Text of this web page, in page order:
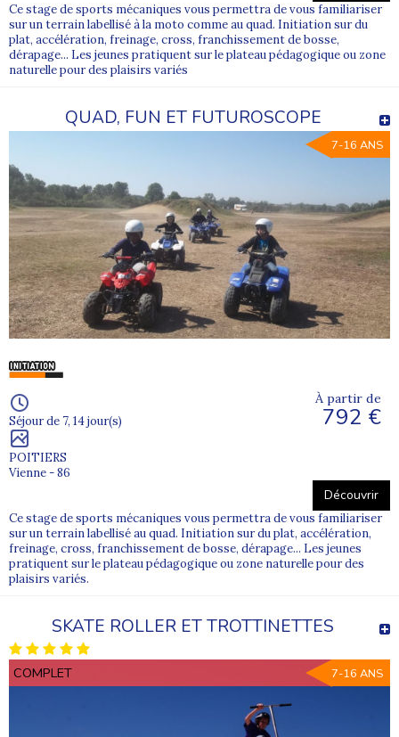
Ce stage de sports mécaniques vous permettra de vous familiariser
sur un terrain labellisé à la moto comme au quad. Initiation sur du
plat, accélération, freinage, cross, franchissement de bosse,
dérapage... Les jeunes pratiquent sur le plateau pédagogique ou zone
naturelle pour des plaisirs variés
QUAD, FUN ET FUTUROSCOPE
7-16 ANS
Séjour de 7, 14 jour(s)
POITIERS
Vienne - 86
À partir de
792 €
Découvrir
Ce stage de sports mécaniques vous permettra de vous familiariser
sur un terrain labellisé au quad. Initiation sur du plat, accélération,
freinage, cross, franchissement de bosse, dérapage... Les jeunes
pratiquent sur le plateau pédagogique ou zone naturelle pour des
plaisirs variés.
SKATE ROLLER ET TROTTINETTES
COMPLET 7-16 ANS